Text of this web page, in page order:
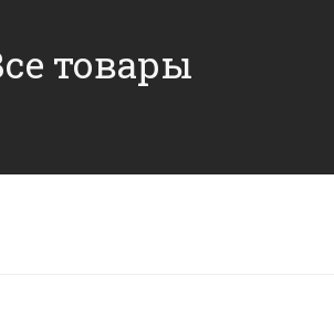
товары